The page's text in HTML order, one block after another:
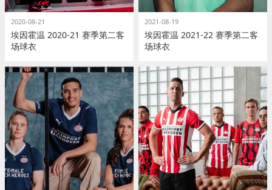
2020-08-21
埃因霍温 2020-21 赛季第二客
场球衣
2021-08-19
埃因霍温 2021-22 赛季第二客
场球衣